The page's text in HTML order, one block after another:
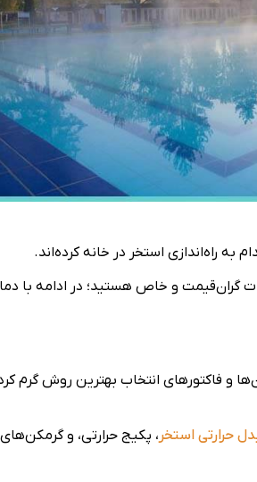
راه‌اندازی استخر در خانه کرده‌اند.
گران‌قیمت و خاص هستید؛ در ادامه با دما
و فاکتورهای انتخاب بهترین روش گرم
حرارتی استخر ، پکیج حرارتی، و گرمکن‌های